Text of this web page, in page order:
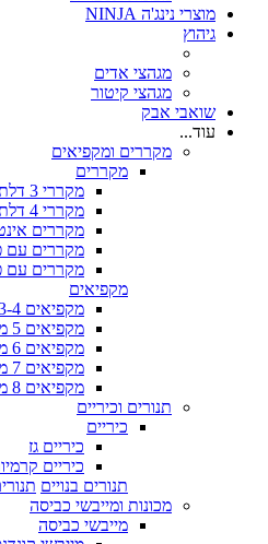
מוצרי נינג'ה NINJA
גיהוץ
מגהצי אדים
מגהצי קיטור
שואבי אבק
עוד...
מקררים ומקפיאים
מקררים
מקררי 3 דלתות
מקררי 4 דלתות
מקררים
מקררים עם
מקררים עם
מקפיאים
מקפיאים 3-4 מגירות
מקפיאים 5 מגירות
מקפיאים 6 מגירות
מקפיאים 7 מגירות
מקפיאים 8 מגירות
תנורים וכיריים
כיריים
כיריים גז
כיריים
תנורים בנויים
מכונות ומייבשי כביסה
מייבשי כביסה